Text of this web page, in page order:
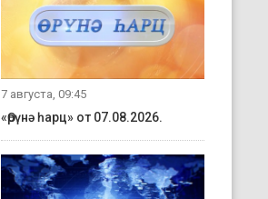
7 августа, 09:45
«Өрүнә һарц» от 07.08.2026.